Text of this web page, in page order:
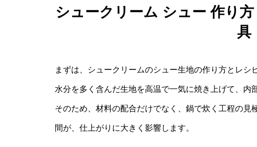
シュークリーム シュー 作り
具
まずは、シュークリームのシュー生地の作り方とレシ
水分を多く含んだ生地を高温で一気に焼き上げて、内
そのため、材料の配合だけでなく、鍋で炊く工程の
間が、仕上がりに大きく影響します。